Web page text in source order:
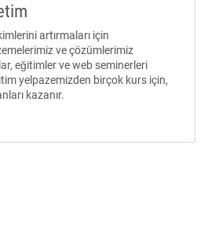
artırmaları için
ve çözümlerimiz
eğitimler ve web seminerleri
yelpazemizden birçok kurs için,
kazanır.